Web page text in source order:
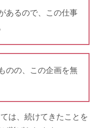
あるので、この仕事
のの、この企画を無
は、続けてきたことを